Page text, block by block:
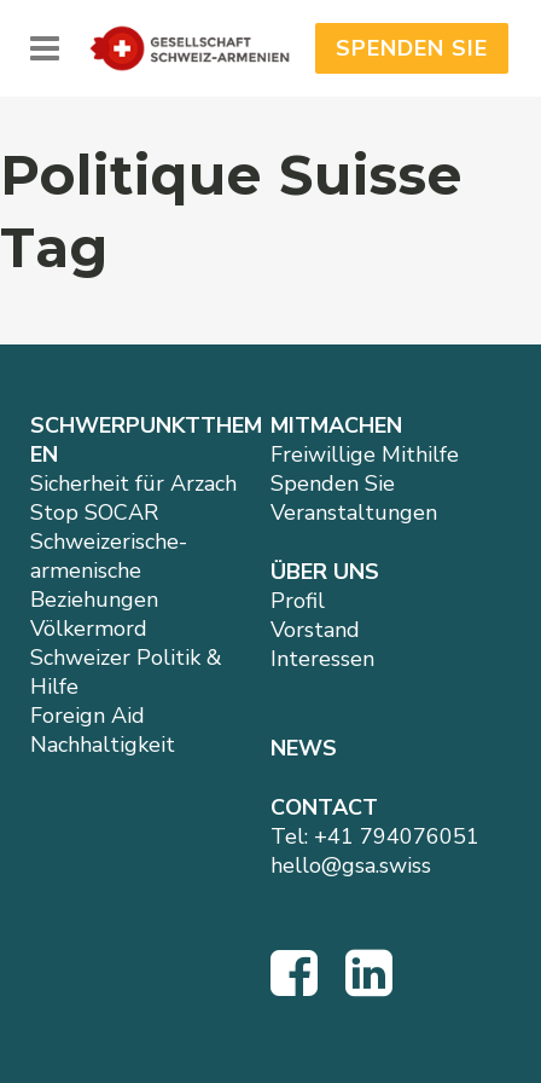
SPENDEN SIE
Politique Suisse
Tag
SCHWERPUNKTTHEM
EN
Sicherheit für Arzach
Stop SOCAR
Schweizerische-
armenische
Beziehungen
Völkermord
Schweizer Politik &
Hilfe
Foreign Aid
Nachhaltigkeit
MITMACHEN
Freiwillige Mithilfe
Spenden Sie
Veranstaltungen
ÜBER UNS
Profil
Vorstand
Interessen
NEWS
CONTACT
Tel: +41 794076051
hello@gsa.swiss